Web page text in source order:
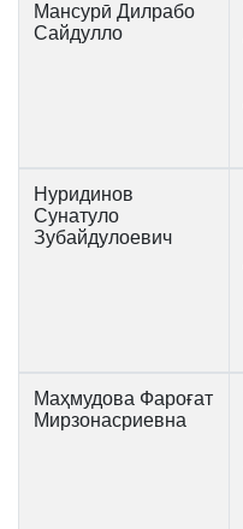
Мансурӣ Дилрабо
Сайдулло
Нуридинов
Сунатуло
Зубайдулоевич
Маҳмудова Фароғат
Мирзонасриевна